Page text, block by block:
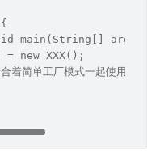
main(String[] args){
= new XXX();
合着简单工厂模式一起使用